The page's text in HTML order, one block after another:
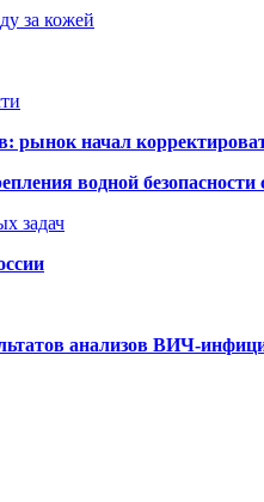
за кожей
рынок начал
водной безопасности
задач
анализов ВИЧ-